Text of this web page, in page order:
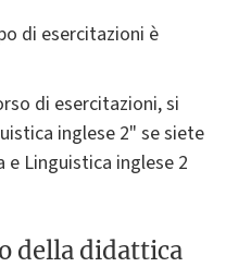
di esercitazioni è
di esercitazioni, si
inglese 2" se siete
e Linguistica inglese 2
della didattica